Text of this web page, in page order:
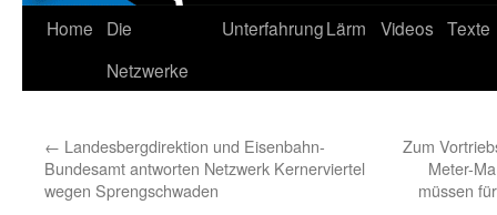
Home
Die
Netzwerke
UnterfahrungLärm Videos Texte
← Landesbergdirektion und Eisenbahn-
Bundesamt antworten Netzwerk Kernerviertel
wegen Sprengschwaden
Zum
Meter-
müssen